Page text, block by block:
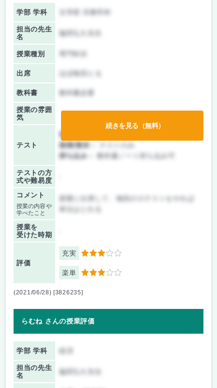
学部 学科
担当の先生
名
脇田弘久先生
授業種別
出席 ほぼ毎回とる
教科書 教科書必要
授業の雰囲
気
テスト
前期/中間：
後期/期末：
持ち込み：
教科書ノート持ち込み可
テストの方
式や難易度
コメント
授業の内容や
学べたこと
授業に出席して、毎回の小テストをやれば
授業を
受けた時期
評価
充実 3
楽単 3
続きを見る（無料）
(2021/06/28) [3826235]
らむね さんの授業評価
学部 学科
担当の先生
名
脇田弘久先生